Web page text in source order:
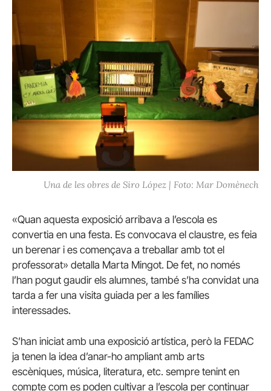
Una de les obres de Siro López | Foto: Mar Domènech
«Quan aquesta exposició arribava a l’escola es
convertia en una festa. Es convocava el claustre, es feia
un berenar i es començava a treballar amb tot el
professorat» detalla Marta Mingot. De fet, no només
l’han pogut gaudir els alumnes, també s’ha convidat una
tarda a fer una visita guiada per a les famílies
interessades.
S’han iniciat amb una exposició artística, però la FEDAC
ja tenen la idea d’anar-ho ampliant amb arts
escèniques, música, literatura, etc. sempre tenint en
compte com es poden cultivar a l’escola per continuar